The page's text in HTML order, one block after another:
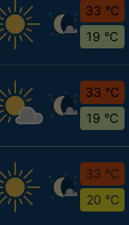
33 °C
19 °C
33 °C
19 °C
33 °C
20 °C